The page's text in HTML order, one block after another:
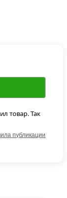
товар. Так
публикации